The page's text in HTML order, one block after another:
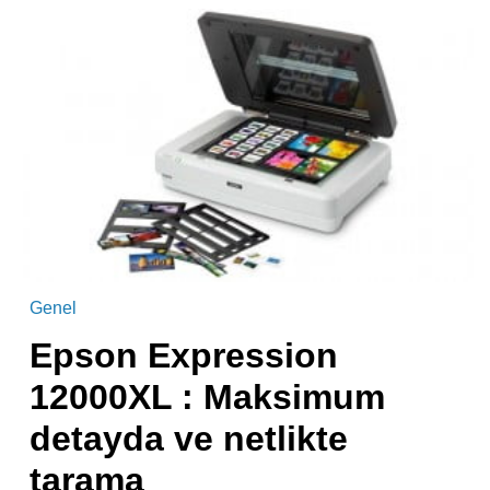
Genel
Epson Expression
12000XL : Maksimum
detayda ve netlikte
tarama